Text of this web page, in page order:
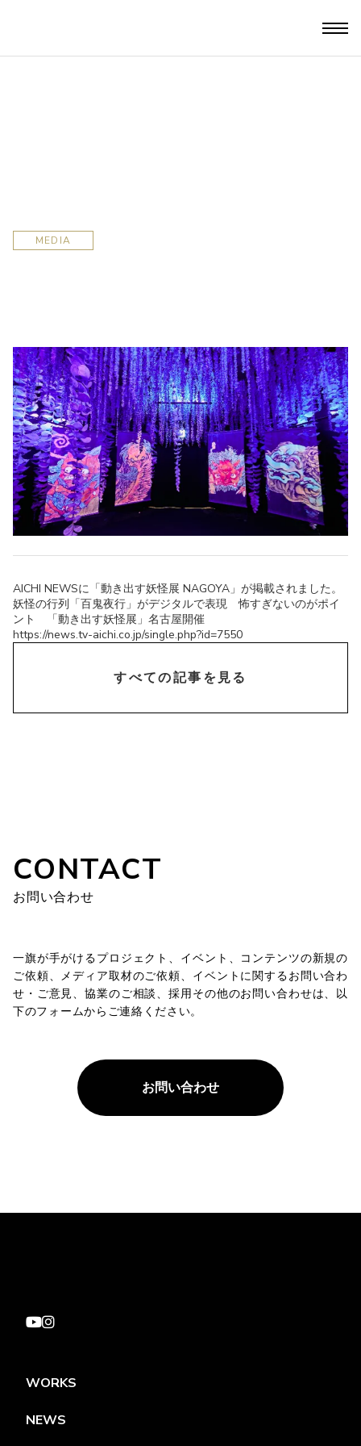
MEDIA
AICHI NEWSに「動き出す妖怪展 NAGOYA」が掲載されました。
妖怪の行列「百鬼夜行」がデジタルで表現 怖すぎないのがポイ
ント 「動き出す妖怪展」名古屋開催
https://news.tv-aichi.co.jp/single.php?id=7550
すべての記事を見る
CONTACT
お問い合わせ
一旗が手がけるプロジェクト、イベント、コンテンツの新規の
ご依頼、メディア取材のご依頼、イベントに関するお問い合わ
せ・ご意見、協業のご相談、採用その他のお問い合わせは、以
下のフォームからご連絡ください。
お問い合わせ
WORKS
NEWS